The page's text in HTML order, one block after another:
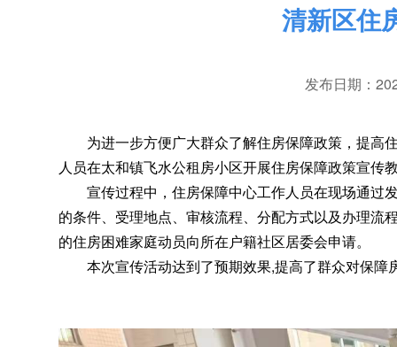
清新区住
发布日期：
为进一步方便广大群众了解住房保障政策 ， 提高
人员在太和镇飞水公租房小区开展住房保障政策宣传
宣传过程中 ， 住房保障中心工作人员在现场通过
的条件、受理地点、审核流程、分配方式以及办理流
的住房困难家庭动员向所在户籍社区居委会申请。
本次宣传活动达到了预期效果,提高了群众对保障